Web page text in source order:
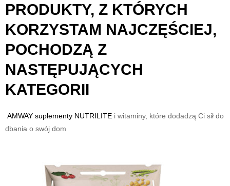
PRODUKTY, Z KTÓRYCH
KORZYSTAM NAJCZĘŚCIEJ,
POCHODZĄ Z
NASTĘPUJĄCYCH
KATEGORII
AMWAY suplementy NUTRILITE i witaminy, które dodadzą Ci sił do
dbania o swój dom